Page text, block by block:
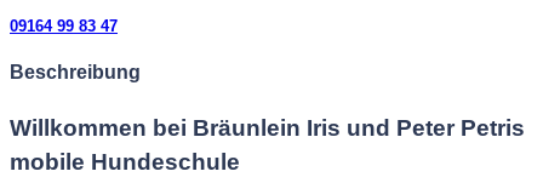
09164 99 83 47
Beschreibung
Willkommen bei Bräunlein Iris und Peter Petris
mobile Hundeschule